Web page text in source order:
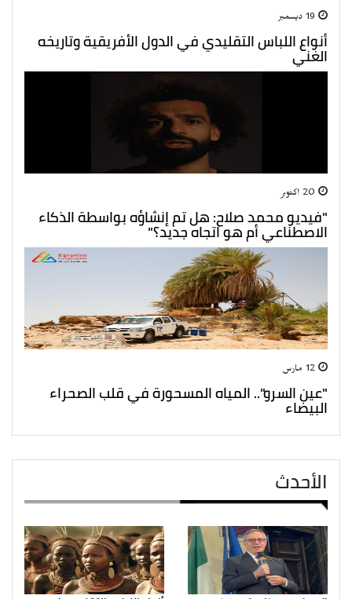
أنواع اللباس التقليدي في الدول الأفريقية وتاريخه
الغني
"فيديو محمد صلاح: هل تم إنشاؤه بواسطة الذكاء
الاصطناعي أم هو اتجاه جديد؟"
"عين السرو".. المياه المسحورة في قلب الصحراء
البيضاء
الأحدث